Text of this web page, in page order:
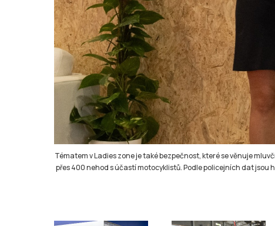
Tématem v Ladies zone je také bezpečnost, které se věnuje
přes 400 nehod s účastí motocyklistů. Podle policejních dat jsou